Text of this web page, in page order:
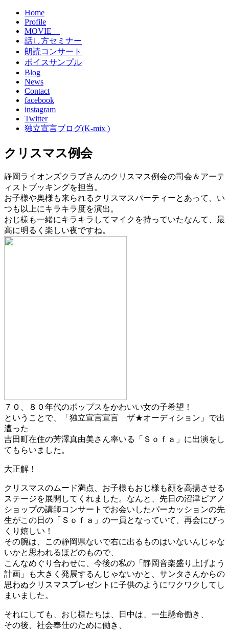
Home
Profile
MOVIE
話し方セミナー
朗読コンサート
ボイスサンプル
Blog
News
Contact
facebook
instagram
Twitter
独立宣言ブログ(K-mix )
クリスマス例会
静岡ライオンズクラブさんのクリスマス例会の司会＆アーテ
ィストブッキングを担当。
お子様や奥様も来られるクリスマスパーティーとあって、い
つも以上にキラキラ度を演出。
おじ様も一緒にキラキラしてマイクを持っていたなんて、最
高に明るく楽しい夜ですね。
７０、８０年代のポップスをかわいい女の子希望！
ということで、「独立宣言宣言 ザ★オーディション」で出
遭った
吉田町在住の芳澤真由美さん率いる「Ｓｏｆａ」に出演をし
てもらいました。
大正解！
クリスマスのムード満点、お子様もおじ様も顔を高揚させる
ステージを展開してくれました。なんと、先日の沼津ピアノ
ショップの講師コンサートでお会いしたパーカッションの先
生がこの日の「Ｓｏｆａ」の一員となっていて、再会にびっ
くり嬉しい！
その腕は、この静岡県ないで右に出るものはいないんじゃな
いかと思われるほどのもので、
こんなめぐり合わせに、今後の私の「静岡音楽盛り上げよう
計画」も大きく発展するんじゃないかと、サンタさんからの
思わぬクリスマスプレゼントに子供のようにワクワクしてし
まいました。
それにしても、おじ様たちは、日中は、一生懸命働き、
その後、社会奉仕のために働き、